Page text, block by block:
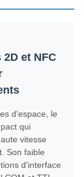
et NFC
d'espace, le
qui
vitesse
Son faible
d'interface